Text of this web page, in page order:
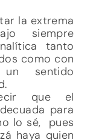
la extrema
siempre
tanto
como con
sentido
que el
para
lo sé, pues
haya quien